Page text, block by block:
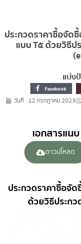
ประกวดราคาซื้อจัดซื้
แบบ T๕ ด้วยวิธีป
แบ่ง
Facebook
วันที่ : 12 กรกฎาคม 2023
เอกสารแนบ
ดาวน์โหลด
ประกวดราคาซื้อจัด
ด้วยวิธีประก